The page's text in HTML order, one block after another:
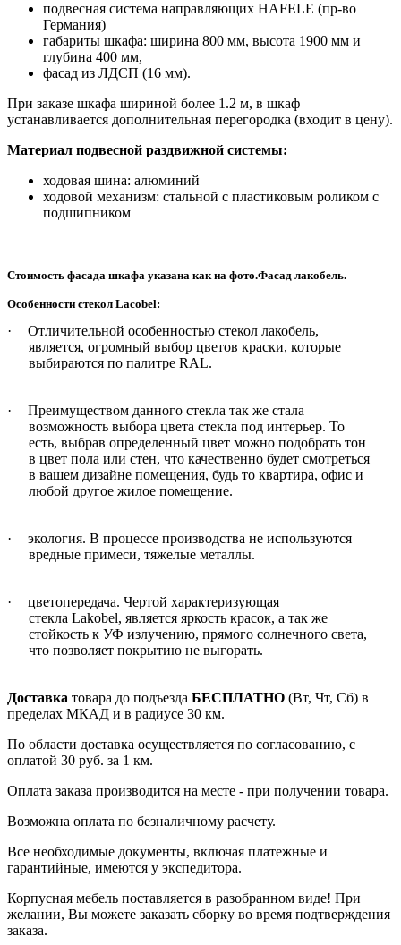
подвесная система направляющих HAFELE (пр-во
Германия)
габариты шкафа: ширина 800 мм, высота 1900 мм и
глубина 400 мм,
фасад из ЛДСП (16 мм).
При заказе шкафа шириной более 1.2 м, в шкаф
устанавливается дополнительная перегородка (входит в цену).
Материал подвесной раздвижной системы:
ходовая шина: алюминий
ходовой механизм: стальной с пластиковым роликом с
подшипником
Стоимость фасада шкафа указана как на фото.Фасад лакобель.
Особенности стекол Lacobel:
·
Отличительной особенностью стекол лакобель,
является, огромный выбор цветов краски, которые
выбираются по палитре RAL.
·
Преимуществом данного стекла так же стала
возможность выбора цвета стекла под интерьер. То
есть, выбрав определенный цвет можно подобрать тон
в цвет пола или стен, что качественно будет смотреться
в вашем дизайне помещения, будь то квартира, офис и
любой другое жилое помещение.
·
экология. В процессе производства не используются
вредные примеси, тяжелые металлы.
·
цветопередача. Чертой характеризующая
стекла Lakobel, является яркость красок, а так же
стойкость к УФ излучению, прямого солнечного света,
что позволяет покрытию не выгорать.
Доставка товара до подъезда БЕСПЛАТНО (Вт, Чт, Сб) в
пределах МКАД и в радиусе 30 км.
По области доставка осуществляется по согласованию, с
оплатой 30 руб. за 1 км.
Оплата заказа производится на месте - при получении товара.
Возможна оплата по безналичному расчету.
Все необходимые документы, включая платежные и
гарантийные, имеются у экспедитора.
Корпусная мебель поставляется в разобранном виде! При
желании, Вы можете заказать сборку во время подтверждения
заказа.